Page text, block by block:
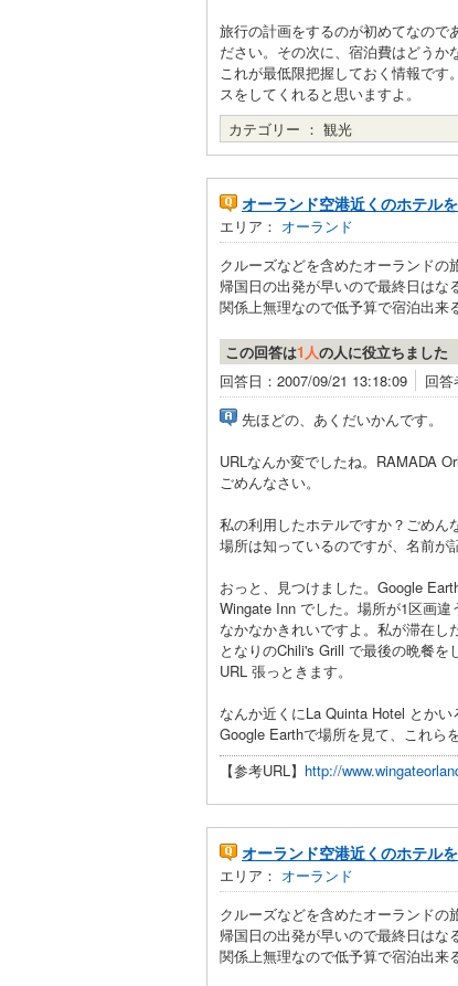
旅行の計画をするのが初めてなので
ださい。その次に、宿泊費はどうか
これが最低限把握しておく情報です
スをしてくれると思いますよ。
カテゴリー ： 観光
オーランド空港近くのホテル
エリア： オーランド
クルーズなどを含めたオーランドの
帰国日の出発が早いので最終日は
関係上無理なので低予算で宿泊出来
この回答は1人の人に役立ちました
回答日：2007/09/21 13:18:09
回答
先ほどの、あくだいかんです。
URLなんか変でしたね。RAMADA
ごめんなさい。
私の利用したホテルですか？ごめん
場所は知っているのですが、名前が
おっと、見つけました。Google
Wingate Inn でした。場所が1区画違
なかなかきれいですよ。私が滞在し
となりのChili's Grill で最後の晩餐を
URL 張っときます。
なんか近くにLa Quinta Hotel とかい
Google Earthで場所を見て、これら
【参考URL】 http://
オーランド空港近くのホテル
エリア： オーランド
クルーズなどを含めたオーランドの
帰国日の出発が早いので最終日は
関係上無理なので低予算で宿泊出来